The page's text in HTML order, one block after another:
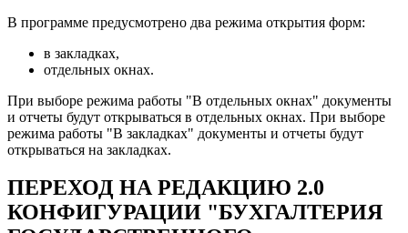
В программе предусмотрено два режима открытия форм:
в закладках,
отдельных окнах.
При выборе режима работы "В отдельных окнах" документы
и отчеты будут открываться в отдельных окнах. При выборе
режима работы "В закладках" документы и отчеты будут
открываться на закладках.
ПЕРЕХОД НА РЕДАКЦИЮ 2.0
КОНФИГУРАЦИИ "БУХГАЛТЕРИЯ